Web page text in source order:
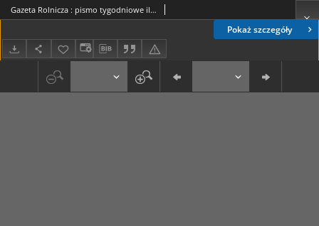
Pokaż szczegóły
Gazeta Rolnicza : pismo tygodniowe ilustrowane. R. 74, nr 27-28 (13 lipca 1934)